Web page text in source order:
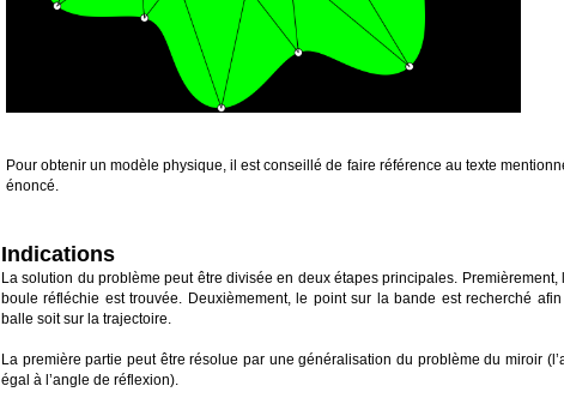
Pour obtenir un modèle physique, il est conseillé de faire référence au texte
énoncé.
Indications
La solution du problème peut être divisée en deux étapes principales. Premièrement,
boule réfléchie est trouvée. Deuxièmement, le point sur la bande est recherché
balle soit sur la trajectoire.
La première partie peut être résolue par une généralisation du problème du miroir
égal à l’angle de réflexion).